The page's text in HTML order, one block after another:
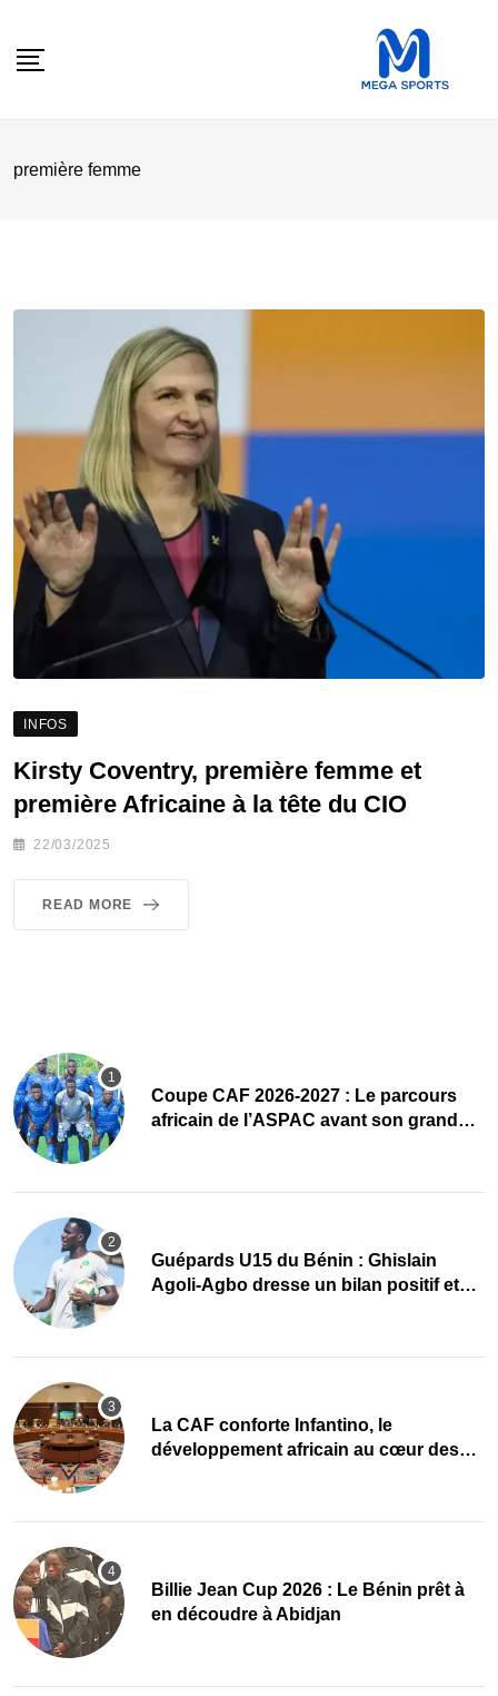
première femme
INFOS
Kirsty Coventry, première femme et
première Africaine à la tête du CIO
22/03/2025
READ MORE
Coupe CAF 2026-2027 : Le parcours
africain de l’ASPAC avant son grand
Guépards U15 du Bénin : Ghislain
Agoli-Agbo dresse un bilan positif et
La CAF conforte Infantino, le
développement africain au cœur des
Billie Jean Cup 2026 : Le Bénin prêt à
en découdre à Abidjan